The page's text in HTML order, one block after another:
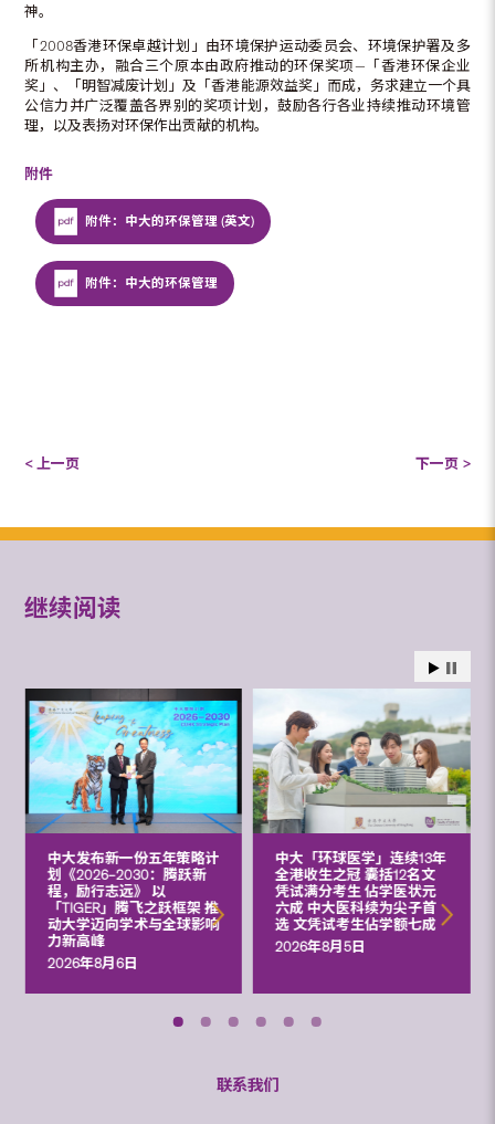
神。
「2008香港环保卓越计划」由环境保护运动委员会、环境保护署及多
所机构主办，融合三个原本由政府推动的环保奖项—「香港环保企业
奖」、「明智减废计划」及「香港能源效益奖」而成，务求建立一个具
公信力并广泛覆盖各界别的奖项计划，鼓励各行各业持续推动环境管
理，以及表扬对环保作出贡献的机构。
附件
附件：中大的环保管理 (英文)
附件：中大的环保管理
< 上一页 下一页 >
继续阅读
中大发布新一份五年策略计
划《2026‒2030：腾跃新
程，励行志远》 以
「TIGER」腾飞之跃框架 推
动大学迈向学术与全球影响
力新高峰
2026年8月6日
中大「环球医学」连续13年
全港收生之冠 囊括12名文
凭试满分考生 佔学医状元
六成 中大医科续为尖子首
选 文凭试考生佔学额七成
2026年8月5日
联系我们